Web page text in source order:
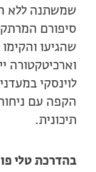
שמשתנה ללא
סיפורם המרתק
שהגיעו
וארכיטקטורה
לוינסקי
הקפה עם
תיכונית.
בהדרכת טלי